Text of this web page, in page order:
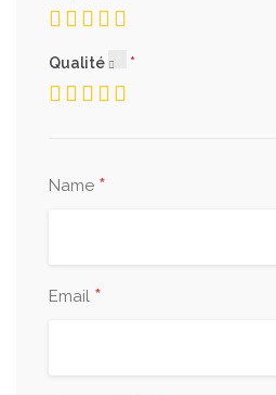
Qualité
Name *
Email *